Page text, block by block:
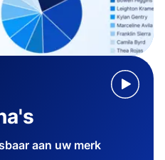
aan uw merk